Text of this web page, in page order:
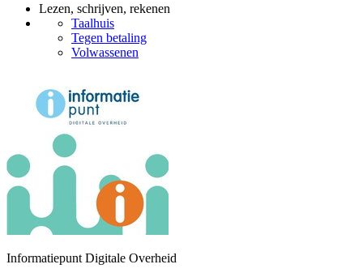
Lezen, schrijven, rekenen
Taalhuis
Tegen betaling
Volwassenen
Informatiepunt Digitale Overheid